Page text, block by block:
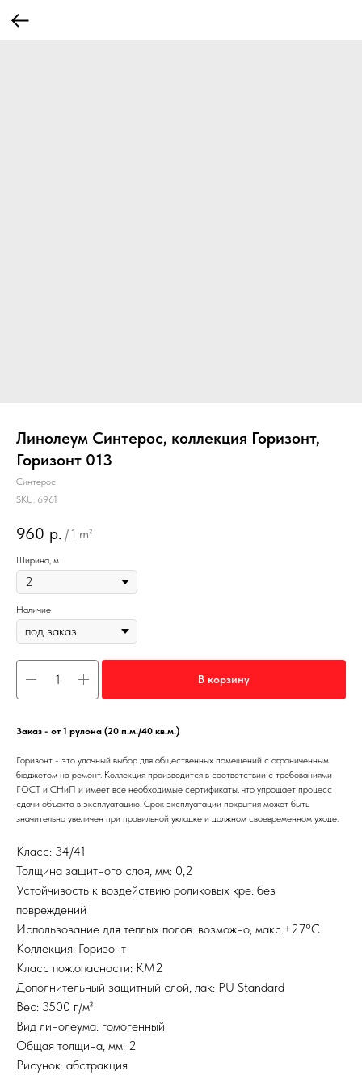
Линолеум Синтерос, коллекция Горизонт,
Горизонт 013
Синтерос
SKU: 6961
960 р. / 1 m²
Ширина, м
Наличие
В корзину
Заказ - от 1 рулона (20 п.м./40 кв.м.)
Горизонт - это удачный выбор для общественных помещений с ограниченным
бюджетом на ремонт. Коллекция производится в соответствии с требованиями
ГОСТ и СНиП и имеет все необходимые сертификаты, что упрощает процесс
сдачи объекта в эксплуатацию. Срок эксплуатации покрытия может быть
значительно увеличен при правильной укладке и должном своевременном уходе.
Класс: 34/41
Толщина защитного слоя, мм: 0,2
Устойчивость к воздействию роликовых кре: без
повреждений
Использование для теплых полов: возможно, макс.+27°С
Коллекция: Горизонт
Класс пож.опасности: КМ2
Дополнительный защитный слой, лак: PU Standard
Вес: 3500 г/м²
Вид линолеума: гомогенный
Общая толщина, мм: 2
Рисунок: абстракция